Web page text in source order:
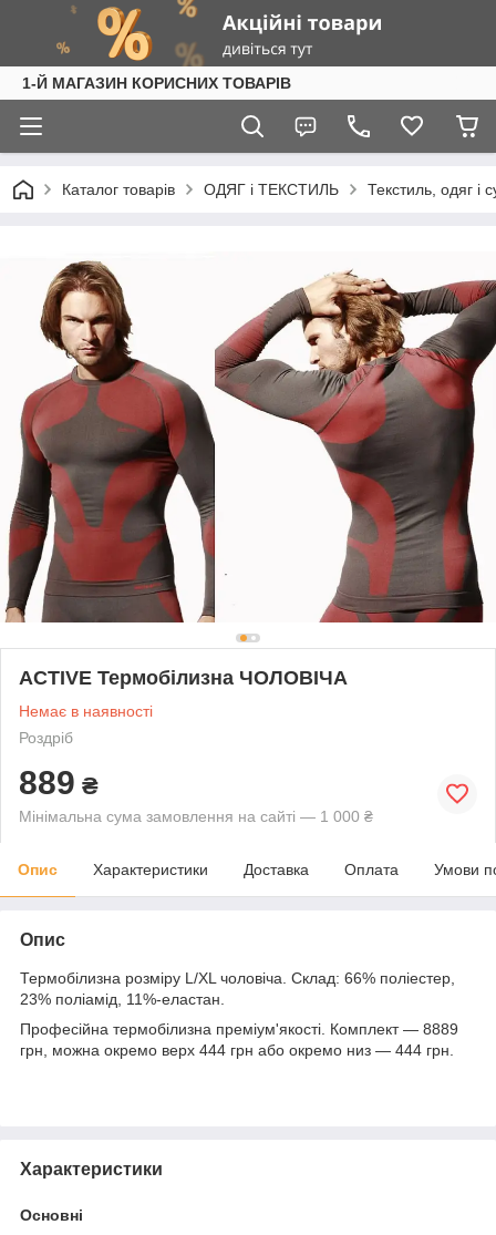
1-Й МАГАЗИН КОРИСНИХ ТОВАРІВ
Каталог товарів ОДЯГ і ТЕКСТИЛЬ Текстиль, одяг і
ACTIVE Термобілизна ЧОЛОВІЧА
Немає в наявності
Роздріб
889 ₴
Мінімальна сума замовлення на сайті — 1 000 ₴
Опис Характеристики Доставка Оплата Умови
Опис
Термобілизна розміру L/XL чоловіча. Склад: 66% поліестер,
23% поліамід, 11%-еластан.
Професійна термобілизна преміум'якості. Комплект — 8889
грн, можна окремо верх 444 грн або окремо низ — 444 грн.
Характеристики
Основні